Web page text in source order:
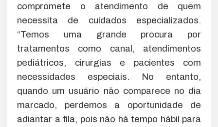
compromete o atendimento de quem
necessita de cuidados especializados.
“Temos uma grande procura por
tratamentos como canal, atendimentos
pediátricos, cirurgias e pacientes com
necessidades especiais. No entanto,
quando um usuário não comparece no dia
marcado, perdemos a oportunidade de
adiantar a fila, pois não há tempo hábil para